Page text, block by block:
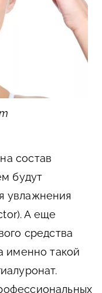
состав
будут
увлажнения
А еще
средства
именно такой